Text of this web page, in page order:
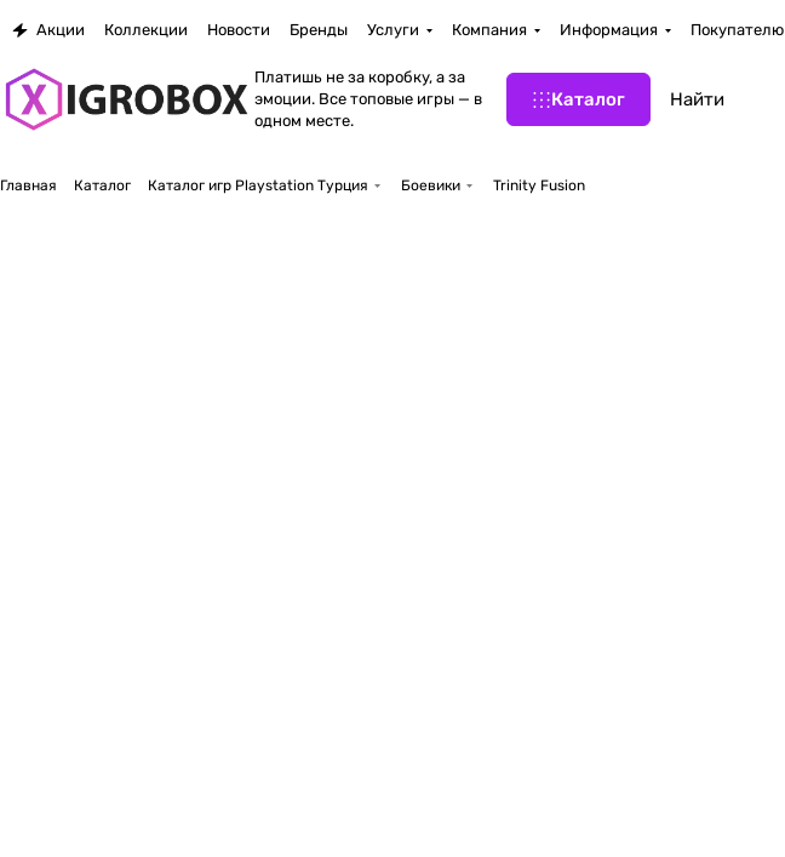
Акции Коллекции Новости Бренды Услуги Компания Информация Покупателю
Платишь не за коробку, а за
эмоции. Все топовые игры — в
одном месте.
Каталог
Главная Каталог Каталог игр Playstation Турция Боевики Trinity Fusion